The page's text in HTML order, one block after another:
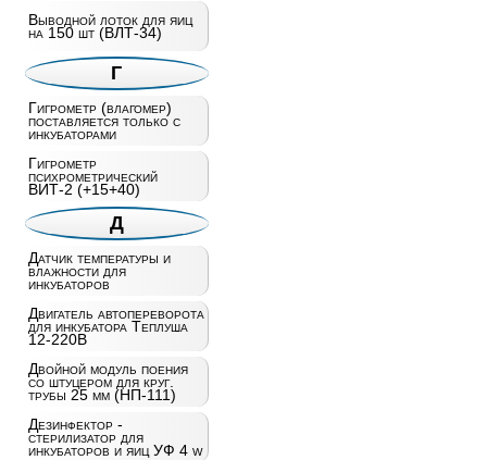
Выводной лоток для яиц
на 150 шт (ВЛТ-34)
Г
Гигрометр (влагомер)
поставляется только с
инкубаторами
Гигрометр
психрометрический
ВИТ-2 (+15+40)
Д
Датчик температуры и
влажности для
инкубаторов
Двигатель автопереворота
для инкубатора Теплуша
12-220В
Двойной модуль поения
со штуцером для круг.
трубы 25 мм (НП-111)
Дезинфектор -
стерилизатор для
инкубаторов и яиц УФ 4 w